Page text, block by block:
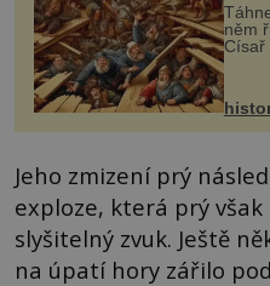
něm
Císař
VI.
Jeho zmizení prý
exploze, která prý však
slyšitelný zvuk. Ještě
na úpatí hory zářilo